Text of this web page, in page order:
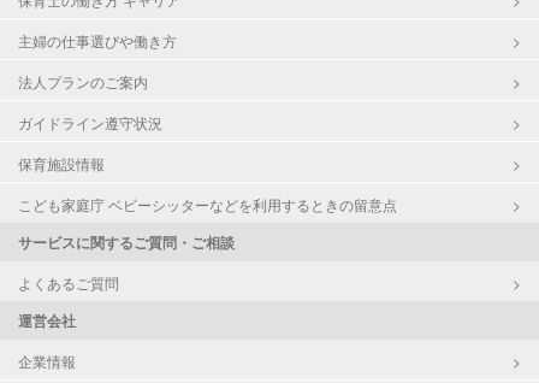
主婦の仕事選びや働き方
法人プランのご案内
ガイドライン遵守状況
保育施設情報
こども家庭庁 ベビーシッターなどを利用するときの留意点
サービスに関するご質問・ご相談
よくあるご質問
運営会社
企業情報